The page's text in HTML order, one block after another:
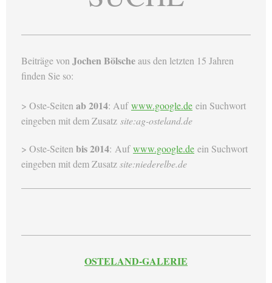
Beiträge vonJochen Bölscheaus den letzten 15 Jahren
finden Sie so:
> Oste-Seiten ab 2014: Aufwww.google.de ein Suchwort
eingeben mit dem Zusatz site:ag-osteland.de
> Oste-Seiten bis 2014: Aufwww.google.de ein Suchwort
eingeben mit dem Zusatzsite:niederelbe.de
OSTELAND-GALERIE